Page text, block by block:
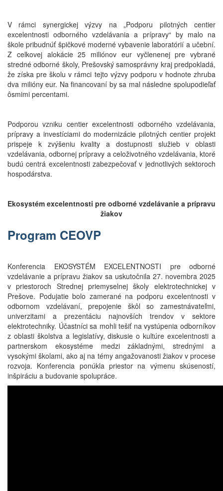
V rámci synergickej výzvy na „Podporu pilotných centier
excelentnosti odborného vzdelávania a prípravy“ by malo na
škole pribudnúť špičkové moderné vybavenie laboratórií a učební.
Z celkovej alokácie 25 miliónov eur vyčlenenej pre vybrané
stredné odborné školy, Prešovský samosprávny kraj predpokladá,
že získa pre školu v rámci tejto výzvy podporu v hodnote zhruba
dva milióny eur. Na financovaní by sa mal následne spolupodieľať
ôsmimi percentami.
Podporou vzniku centier excelentnosti odborného vzdelávania,
prípravy a investíciami do modernizácie pilotných centier projekt
prispeje k zvýšeniu kvality a dostupnosti služieb v oblasti
vzdelávania, odbornej prípravy a celoživotného vzdelávania, ktoré
budú centrá excelentnosti zabezpečovať v jednotlivých sektoroch
hospodárstva.
Ekosystém excelentnosti pre odborné vzdelávanie a prípravu
žiakov
Program CEOVP
Konferencia EKOSYSTÉM EXCELENTNOSTI pre odborné
vzdelávanie a prípravu žiakov sa uskutočnila 27. novembra 2025
v priestoroch Strednej priemyselnej školy elektrotechnickej v
Prešove. Podujatie bolo zamerané na podporu excelentnosti v
odbornom vzdelávaní, prepojenie škôl so zamestnávateľmi,
univerzitami a prezentáciu najnovších trendov v sektore
elektrotechniky. Účastníci sa mohli tešiť na vystúpenia odborníkov
z oblasti školstva a legislatívy, diskusie o kultúre excelentnosti a
partnerskom ekosystéme medzi základnými, strednými a
vysokými školami, ako aj na témy angažovanosti žiakov v procese
rozvoja. Konferencia ponúkla priestor na výmenu skúseností,
inšpiráciu a budovanie spolupráce.